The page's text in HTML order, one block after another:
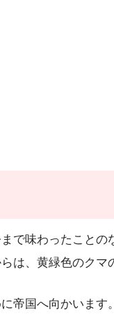
で味わったことの
は、黄緑色のクマ
帝国へ向かいます